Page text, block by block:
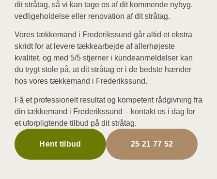
dit stråtag, så vi kan tage os af dit kommende nybyg,
vedligeholdelse eller renovation af dit stråtag.
Vores tækkemand i Frederikssund går altid et ekstra
skridt for at levere tækkearbejde af allerhøjeste
kvalitet, og med 5/5 stjerner i kundeanmeldelser kan
du trygt stole på, at dit stråtag er i de bedste hænder
hos vores tækkemand i Frederikssund.
Få et professionelt resultat og kompetent rådgivning fra
din tækkemand i Frederikssund – kontakt os i dag for
et uforpligtende tilbud på dit stråtag.
Hent tilbud 25 21 77 52